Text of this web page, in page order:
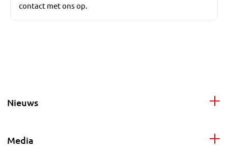
contact met ons op.
Nieuws
Media